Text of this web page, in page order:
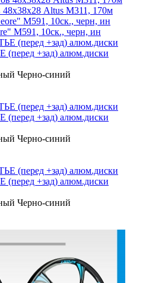
48х38х28 Altus М311, 170м
М591, 10ск., черн, ин
(перед +зад) алюм.диски
Черно-синий
(перед +зад) алюм.диски
Черно-синий
(перед +зад) алюм.диски
Черно-синий